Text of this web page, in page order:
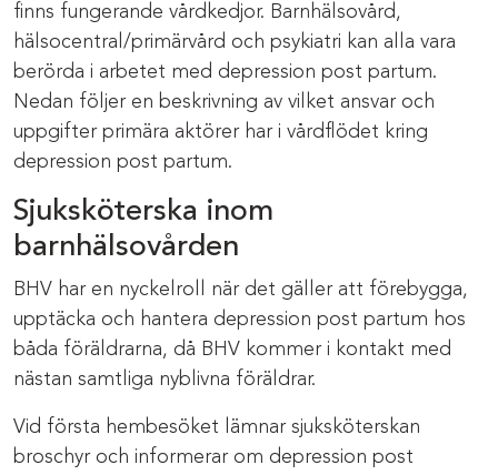
finns fungerande vårdkedjor. Barnhälsovård,
hälsocentral/primärvård och psykiatri kan alla vara
berörda i arbetet med depression post partum.
Nedan följer en beskrivning av vilket ansvar och
uppgifter primära aktörer har i vårdflödet kring
depression post partum.
Sjuksköterska inom
barnhälsovården
BHV har en nyckelroll när det gäller att förebygga,
upptäcka och hantera depression post partum hos
båda föräldrarna, då BHV kommer i kontakt med
nästan samtliga nyblivna föräldrar.
Vid första hembesöket lämnar sjuksköterskan
broschyr och informerar om depression post